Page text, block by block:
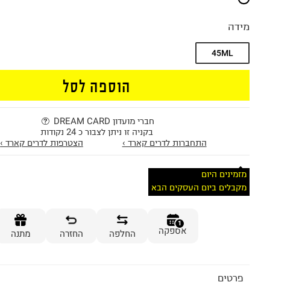
מידה
45ML
הוספה לסל
חברי מועדון DREAM CARD
בקניה זו ניתן לצבור כ 24 נקודות
התחברות לדרים קארד ›
הצטרפות לדרים קארד ›
מזמינים היום
מקבלים ביום העסקים הבא
1
אספקה החלפה החזרה מתנה
פרטים